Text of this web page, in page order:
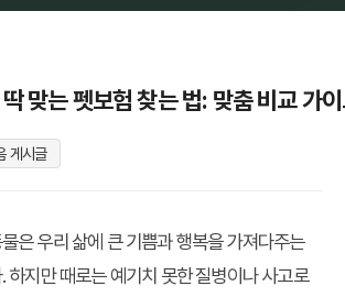
맞는 펫보험 찾는 법: 맞춤 비교 가
게시글
은 우리 삶에 큰 기쁨과 행복을 가져다주는
하지만 때로는 예기치 못한 질병이나 사고로